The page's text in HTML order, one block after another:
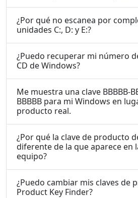
¿Por qué no escanea por
unidades C:, D: y E:?
¿Puedo recuperar mi número
CD de Windows?
Me muestra una clave BBBBB-
BBBBB para mi Windows en
producto real.
¿Por qué la clave de producto
diferente de la que aparece en
equipo?
¿Puedo cambiar mis claves de
Product Key Finder?